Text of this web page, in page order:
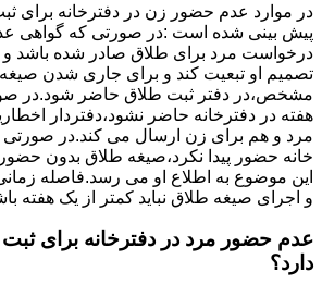
در موارد عدم حضور زن در دفترخانه برای
پیش بینی شده است :در صورتی که گواهی
درخواست مرد برای طلاق صادر شده باشد و
تصمیم او تبعیت کند و برای جاری شدن صیغه
مشخص،در دفتر ثبت طلاق حاضر شود.در
هفته در دفترخانه حاضر نشود،دفتردار
مرد و هم برای زن ارسال می کند.در صورتی
خانه حضور پیدا نکرد،صیغه طلاق بدون
این موضوع به اطلاع او می رسد.فاصله
و اجرای صیغه طلاق نباید کمتر از یک هفته
عدم حضور مرد در دفترخانه برای
دارد؟